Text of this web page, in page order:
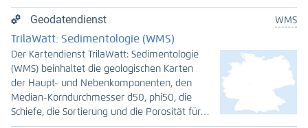
Effekte (Strömung, Seegang,
Bodenschubspannungen) und Erosions- und
Sedimentationsmustern reguläre Raster der
Oberflächensedimentologie berechnet. An
jedem dieser Rasterknoten liegt die
Sedimentverteilung als Kornsummenkurve,
als Eigenschaften der Summenkurve oder
als abgeleitete Größe (bspw. Porosität) vor.
unterschiedlichen Detailstufen angeboten.
Die Namensbezeichnungen „short“ und
„long“ der sedimentologischen Karten
beziehen sich auf Anzahl und Detailgrad der
einzelnen Komponenten.
English:
Sedimentology describes the formation,
WMS
Geodatendienst
TrilaWatt: Sedimentologie (WMS)
Der Kartendienst TrilaWatt: Sedimentologie
(WMS) beinhaltet die geologischen Karten
der Haupt- und Nebenkomponenten, den
Median-Korndurchmesser d50, phi50, die
Schiefe, die Sortierung und die Porosität für